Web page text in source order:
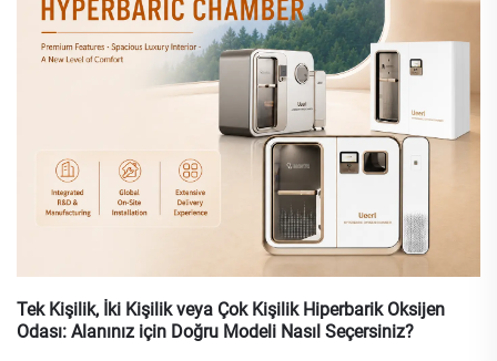
Tek Kişilik, İki Kişilik veya Çok Kişilik Hiperbarik Oksijen
Odası: Alanınız için Doğru Modeli Nasıl Seçersiniz?